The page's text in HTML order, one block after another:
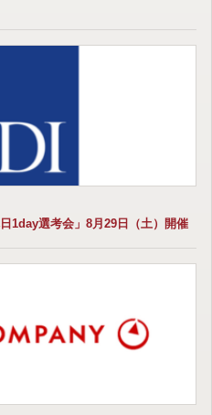
1day選考会」8月29日（土）開催